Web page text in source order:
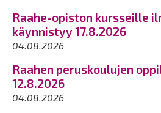
Raahe-opiston kursseille
käynnistyy 17.8.2026
04.08.2026
Raahen peruskoulujen
12.8.2026
04.08.2026